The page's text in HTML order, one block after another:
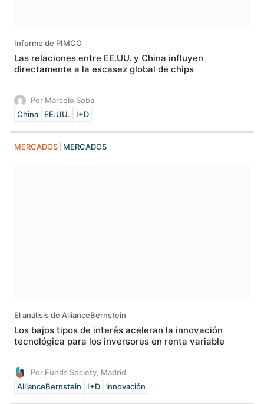
Informe de PIMCO
Las relaciones entre EE.UU. y China influyen
directamente a la escasez global de chips
Por Marcelo Soba
China
EE.UU. I+D
MERCADOS MERCADOS
El análisis de AllianceBernstein
Los bajos tipos de interés aceleran la innovación
tecnológica para los inversores en renta variable
Por Funds Society, Madrid
AllianceBernstein
I+D innovación